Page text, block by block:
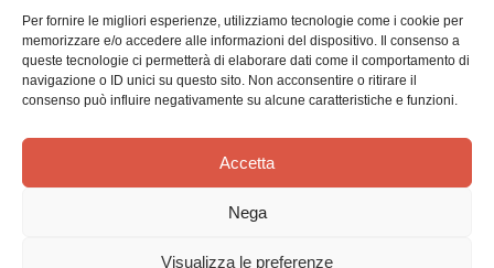
Per fornire le migliori esperienze, utilizziamo tecnologie come i cookie per
memorizzare e/o accedere alle informazioni del dispositivo. Il consenso a
queste tecnologie ci permetterà di elaborare dati come il comportamento di
navigazione o ID unici su questo sito. Non acconsentire o ritirare il
consenso può influire negativamente su alcune caratteristiche e funzioni.
Accetta
Nega
Visualizza le preferenze
Effatà Editrice di Pellegrino Paolo SAS
C.F. e P.IVA 09655250018
Via Tre Denti, 1 - 10060 Cantalupa (TO)
Telefono: (+39) 0121 353452 - Fax: (+39) 0121 353839
TERMINI E CONDIZIONI